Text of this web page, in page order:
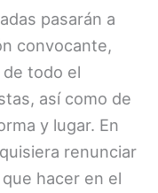
pasarán a
convocante,
todo el
así como de
y lugar. En
renunciar
hacer en el